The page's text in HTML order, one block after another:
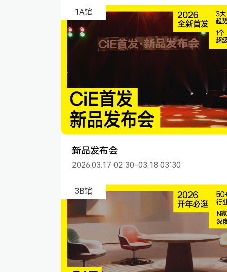
1A馆
新品发布会
2026.03.17 02:30-03.18 03:30
3B馆